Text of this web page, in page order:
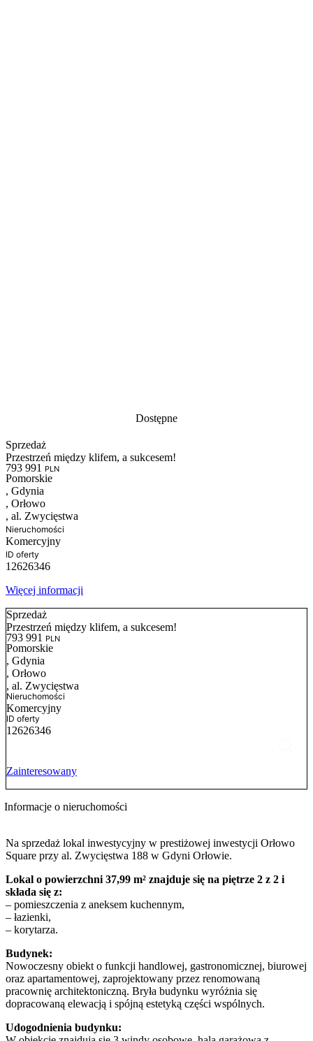
Dostępne
Sprzedaż
Przestrzeń między klifem, a sukcesem!
793 991 PLN
Pomorskie
, Gdynia
, Orłowo
, al. Zwycięstwa
Nieruchomości
Komercyjny
ID oferty
12626346
Więcej informacji
Sprzedaż
Przestrzeń między klifem, a sukcesem!
793 991 PLN
Pomorskie
, Gdynia
, Orłowo
, al. Zwycięstwa
Nieruchomości
Komercyjny
ID oferty
12626346
Zainteresowany
Informacje o nieruchomości
Na sprzedaż lokal inwestycyjny w prestiżowej inwestycji Orłowo
Square przy al. Zwycięstwa 188 w Gdyni Orłowie.
Lokal o powierzchni 37,99 m² znajduje się na piętrze 2 z 2 i
składa się z:
– pomieszczenia z aneksem kuchennym,
– łazienki,
– korytarza.
Budynek:
Nowoczesny obiekt o funkcji handlowej, gastronomicznej, biurowej
oraz apartamentowej, zaprojektowany przez renomowaną
pracownię architektoniczną. Bryła budynku wyróżnia się
dopracowaną elewacją i spójną estetyką części wspólnych.
Udogodnienia budynku: